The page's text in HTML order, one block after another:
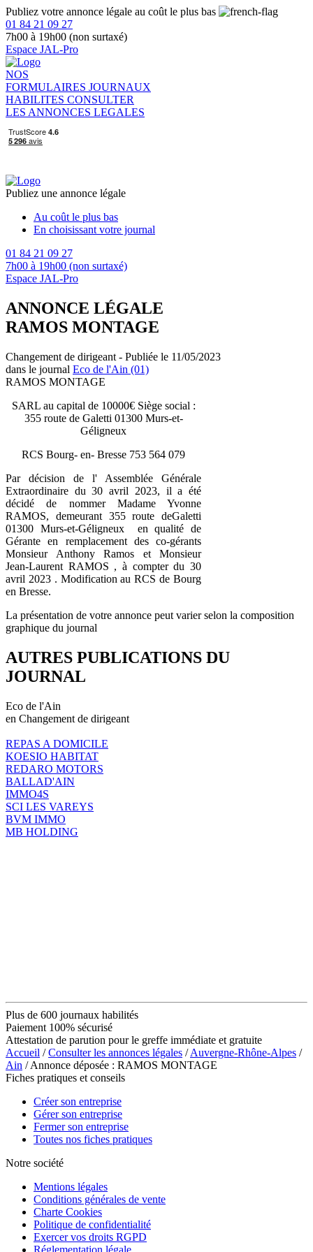
Publiez votre annonce légale au coût le plus bas
01 84 21 09 27
7h00 à 19h00 (non surtaxé)
Espace JAL-Pro
NOS
FORMULAIRES JOURNAUX
HABILITES CONSULTER
LES ANNONCES LEGALES
Publiez une annonce légale
Au coût le plus bas
En choisissant votre journal
01 84 21 09 27
7h00 à 19h00 (non surtaxé)
Espace JAL-Pro
ANNONCE LÉGALE
RAMOS MONTAGE
Changement de dirigeant - Publiée le 11/05/2023
dans le journal Eco de l'Ain (01)
RAMOS MONTAGE
SARL au capital de 10000€ Siège social :
355 route de Galetti 01300 Murs-et-
Géligneux
RCS Bourg- en- Bresse 753 564 079
Par décision de l' Assemblée Générale
Extraordinaire du 30 avril 2023, il a été
décidé de nommer Madame Yvonne
RAMOS, demeurant 355 route deGaletti
01300 Murs-et-Géligneux en qualité de
Gérante en remplacement des co-gérants
Monsieur Anthony Ramos et Monsieur
Jean-Laurent RAMOS , à compter du 30
avril 2023 . Modification au RCS de Bourg
en Bresse.
La présentation de votre annonce peut varier selon la composition
graphique du journal
AUTRES PUBLICATIONS DU
JOURNAL
Eco de l'Ain
en Changement de dirigeant
REPAS A DOMICILE
KOESIO HABITAT
REDARO MOTORS
BALLAD'AIN
IMMO4S
SCI LES VAREYS
BVM IMMO
MB HOLDING
Plus de 600 journaux habilités
Paiement 100% sécurisé
Attestation de parution pour le greffe immédiate et gratuite
Accueil /Consulter les annonces légales /Auvergne-Rhône-Alpes /
Ain / Annonce déposée : RAMOS MONTAGE
Fiches pratiques et conseils
Créer son entreprise
Gérer son entreprise
Fermer son entreprise
Toutes nos fiches pratiques
Notre société
Mentions légales
Conditions générales de vente
Charte Cookies
Politique de confidentialité
Exercer vos droits RGPD
Réglementation légale